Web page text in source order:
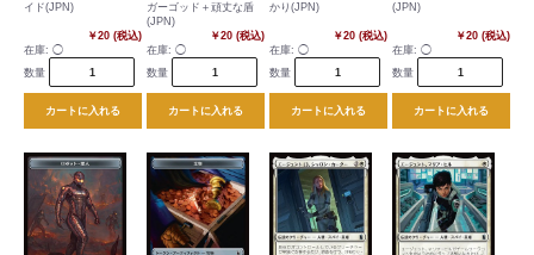
イド(JPN)
￥20 (税込)
在庫: ◯
数量
カートに入れる
ガーゴッド＋頑丈な盾
(JPN)
￥20 (税込)
在庫: ◯
数量
カートに入れる
かり(JPN)
￥20 (税込)
在庫: ◯
数量
カートに入れる
(JPN)
￥20 (税込)
在庫: ◯
数量
カートに入れる